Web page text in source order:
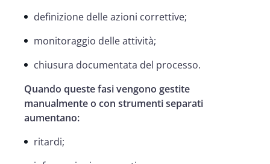
definizione delle azioni correttive;
monitoraggio delle attività;
chiusura documentata del processo.
Quando queste fasi vengono gestite
manualmente o con strumenti separati
aumentano:
ritardi;